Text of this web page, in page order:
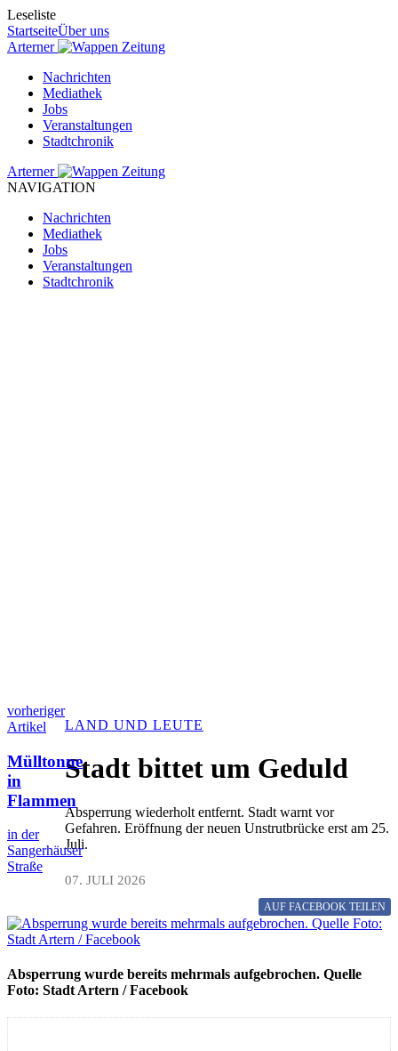
Leseliste
StartseiteÜber uns
Arterner
Zeitung
Nachrichten
Mediathek
Jobs
Veranstaltungen
Stadtchronik
Arterner
Zeitung
NAVIGATION
Nachrichten
Mediathek
Jobs
Veranstaltungen
Stadtchronik
vorheriger
Artikel
Mülltonne
in
Flammen
in der
Sangerhäuser
Straße
LAND UND LEUTE
Stadt bittet um Geduld
Absperrung wiederholt entfernt. Stadt warnt vor
Gefahren. Eröffnung der neuen Unstrutbrücke erst am 25.
Juli.
07. JULI 2026
AUF FACEBOOK TEILEN
Absperrung wurde bereits mehrmals aufgebrochen. Quelle
Foto: Stadt Artern / Facebook